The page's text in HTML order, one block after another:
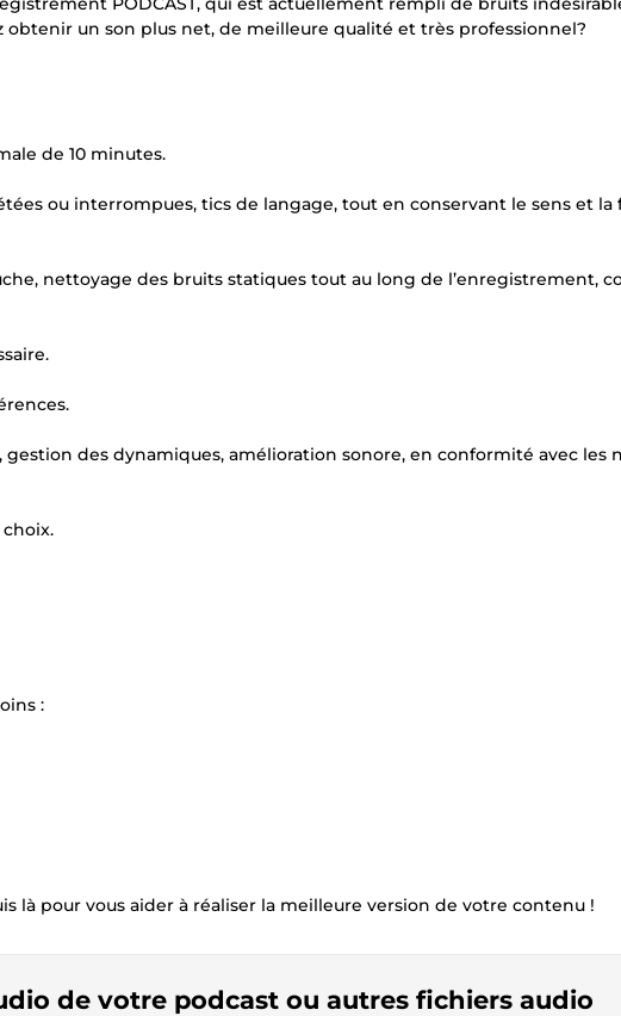
obtenir un son plus net, de meilleure qualité et très professionnel?
de 10 minutes.
ou interrompues, tics de langage, tout en conservant le sens et la
nettoyage des bruits statiques tout au long de l’enregistrement,
des dynamiques, amélioration sonore, en conformité avec les
:
là pour vous aider à réaliser la meilleure version de votre contenu !
de votre podcast ou autres fichiers audio